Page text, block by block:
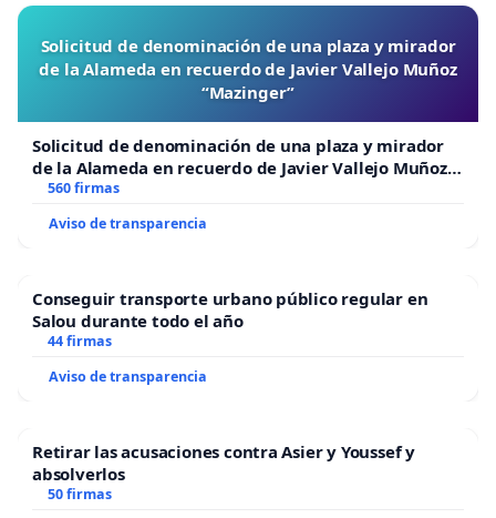
Solicitud de denominación de una plaza y mirador
de la Alameda en recuerdo de Javier Vallejo Muñoz
“Mazinger”
Solicitud de denominación de una plaza y mirador
de la Alameda en recuerdo de Javier Vallejo Muñoz
“Mazinger”
560 firmas
Aviso de transparencia
Conseguir transporte urbano público regular en
Salou durante todo el año
44 firmas
Aviso de transparencia
Retirar las acusaciones contra Asier y Youssef y
absolverlos
50 firmas